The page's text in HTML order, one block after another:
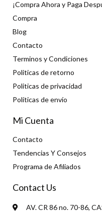
¡Compra Ahora y Paga
Compra
Blog
Contacto
Terminos y Condiciones
Politicas de retorno
Politicas de privacidad
Políticas de envío
Mi Cuenta
Contacto
Tendencias Y Consejos
Programa de Afiliados
Contact Us
AV. CR 86 no. 70-86,